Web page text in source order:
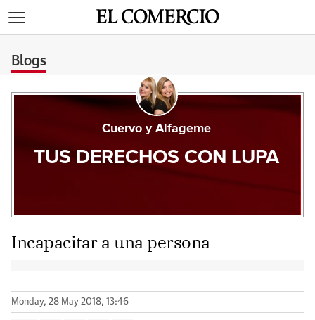
Blogs
Cuervo y Alfageme
TUS DERECHOS CON LUPA
Incapacitar a una persona
Monday, 28 May 2018, 13:46